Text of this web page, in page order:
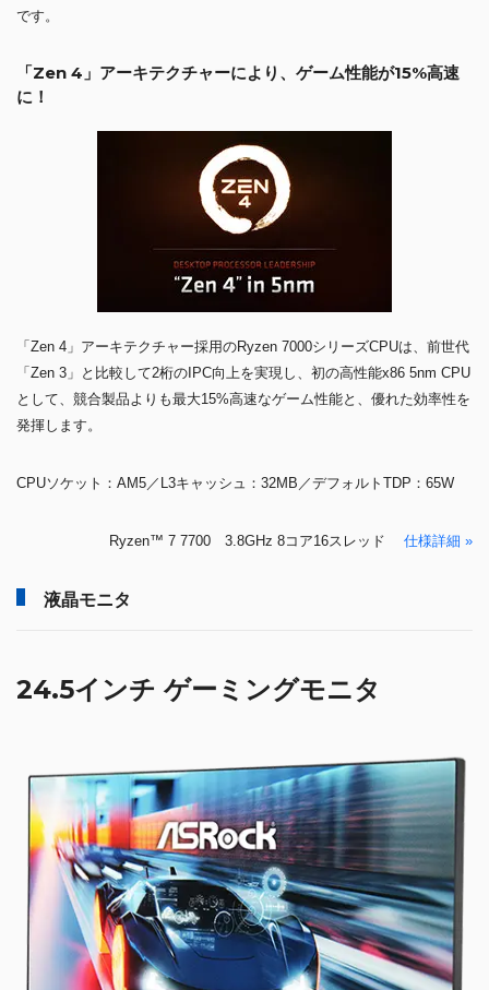
です。
「Zen 4」アーキテクチャーにより、ゲーム性能が15%高速
に！
「Zen 4」アーキテクチャー採用のRyzen 7000シリーズCPUは、前世代
「Zen 3」と比較して2桁のIPC向上を実現し、初の高性能x86 5nm CPU
として、競合製品よりも最大15%高速なゲーム性能と、優れた効率性を
発揮します。
CPUソケット：AM5／L3キャッシュ：32MB／デフォルトTDP：65W
Ryzen™ 7 7700 3.8GHz 8コア16スレッド 仕様詳細 »
液晶モニタ
24.5インチ ゲーミングモニタ